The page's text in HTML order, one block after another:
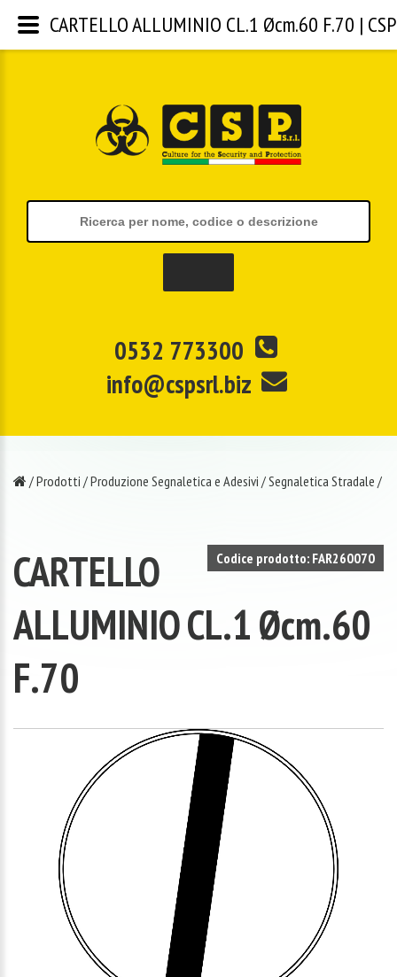
0532 773300
info@cspsrl.biz
/Prodotti /Produzione Segnaletica e Adesivi /Segnaletica Stradale /
Codice prodotto: FAR260070
CARTELLO
ALLUMINIO CL.1 Øcm.60
F.70
CARTELLO ALLUMINIO CL.1 Øcm.60 F.70 |